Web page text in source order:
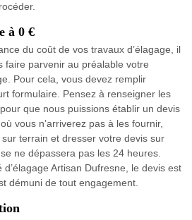
à 0 €
du coût de vos travaux d’élagage, il
faire parvenir au préalable votre
Pour cela, vous devez remplir
formulaire. Pensez à renseigner les
que nous puissions établir un devis
vous n’arriverez pas à les fournir,
terrain et dresser votre devis sur
ne dépassera pas les 24 heures.
d’élagage Artisan Dufresne, le devis est
démuni de tout engagement.